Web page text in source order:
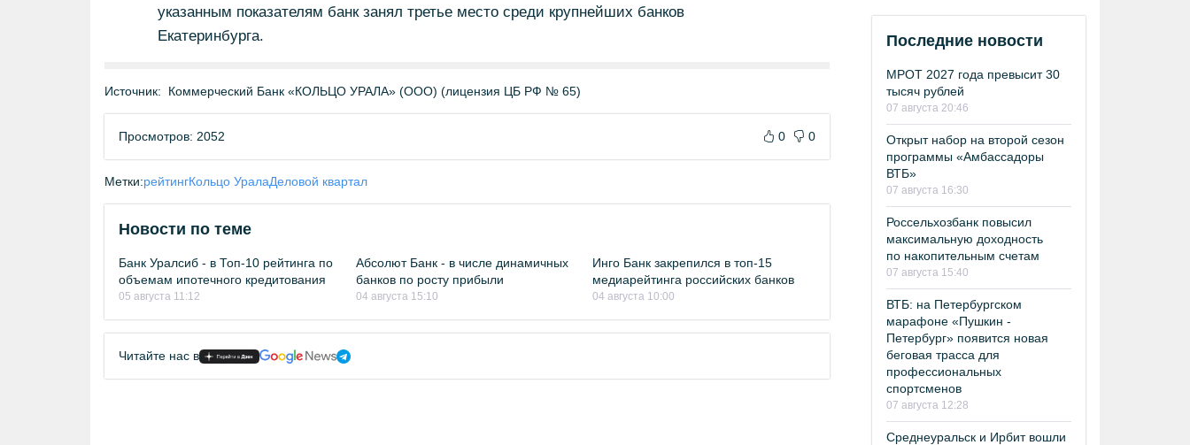
указанным показателям банк занял третье место среди крупнейших банков
Екатеринбурга.
Источник: Коммерческий Банк «КОЛЬЦО УРАЛА» (ООО) (лицензия ЦБ РФ № 65)
Просмотров: 2052 0 0
Метки:рейтингКольцо УралаДеловой квартал
Новости по теме
Банк Уралсиб - в Топ-10 рейтинга по
объемам ипотечного кредитования
05 августа 11:12
Абсолют Банк - в числе динамичных
банков по росту прибыли
04 августа 15:10
Инго Банк закрепился в топ-15
медиарейтинга российских банков
04 августа 10:00
Читайте нас в
Последние новости
МРОТ 2027 года превысит 30
тысяч рублей
07 августа 20:46
Открыт набор на второй сезон
программы «Амбассадоры
ВТБ»
07 августа 16:30
Россельхозбанк повысил
максимальную доходность
по накопительным счетам
07 августа 15:40
ВТБ: на Петербургском
марафоне «Пушкин -
Петербург» появится новая
беговая трасса для
профессиональных
спортсменов
07 августа 12:28
Среднеуральск и Ирбит вошли